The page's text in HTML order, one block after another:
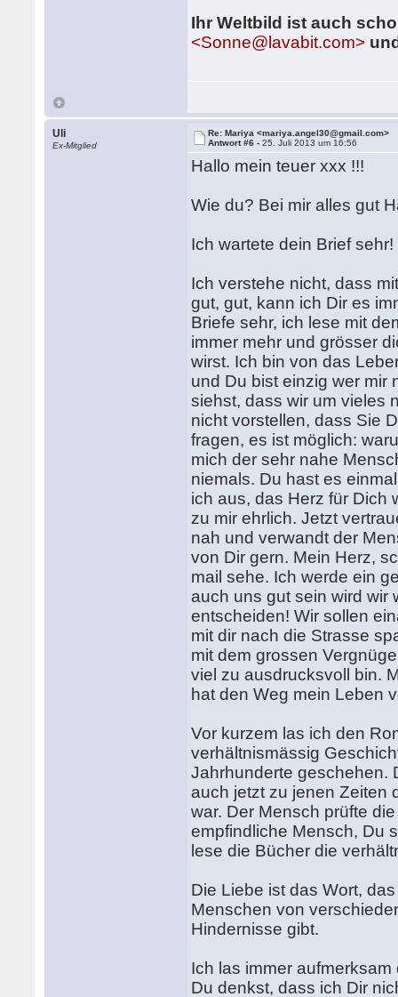
Ihr Weltbild ist auch
<Sonne@lavabit.com>
Uli
Ex-Mitglied
Re: Mariya <mariya.angel30@gmail.com>
Antwort #6 -25. Juli 2013 um 16:56
Hallo mein teuer xxx !!!
Wie du? Bei mir alles gut
Ich wartete dein Brief sehr!
Ich verstehe nicht, dass
gut, gut, kann ich Dir es
Briefe sehr, ich lese mit
immer mehr und grösser
wirst. Ich bin von das
und Du bist einzig wer mir
siehst, dass wir um vieles
nicht vorstellen, dass Sie
fragen, es ist möglich:
mich der sehr nahe
niemals. Du hast es
ich aus, das Herz für Dich
zu mir ehrlich. Jetzt
nah und verwandt der
von Dir gern. Mein Herz,
mail sehe. Ich werde ein
auch uns gut sein wird wir
entscheiden! Wir sollen
mit dir nach die Strasse
mit dem grossen
viel zu ausdrucksvoll bin.
hat den Weg mein Leben
Vor kurzem las ich den
verhältnismässig
Jahrhunderte geschehen.
auch jetzt zu jenen Zeiten
war. Der Mensch prüfte
empfindliche Mensch, Du
lese die Bücher die
Die Liebe ist das Wort,
Menschen von
Hindernisse gibt.
Ich las immer
Du denkst, dass ich Dir